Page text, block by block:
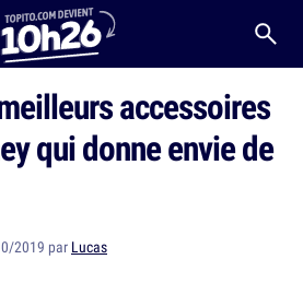
accessoires
qui donne envie de
2019 par Lucas